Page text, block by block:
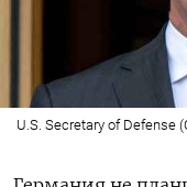
U.S. Secretary of Defense